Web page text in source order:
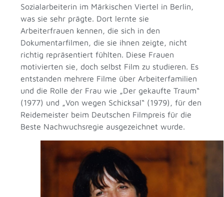
Sozialarbeiterin im Märkischen Viertel in Berlin,
was sie sehr prägte. Dort lernte sie
Arbeiterfrauen kennen, die sich in den
Dokumentarfilmen, die sie ihnen zeigte, nicht
richtig repräsentiert fühlten. Diese Frauen
motivierten sie, doch selbst Film zu studieren. Es
entstanden mehrere Filme über Arbeiterfamilien
und die Rolle der Frau wie „Der gekaufte Traum“
(1977) und „Von wegen Schicksal“ (1979), für den
Reidemeister beim Deutschen Filmpreis für die
Beste Nachwuchsregie ausgezeichnet wurde.